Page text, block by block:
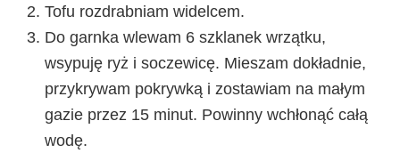
Tofu rozdrabniam widelcem.
Do garnka wlewam 6 szklanek wrzątku,
wsypuję ryż i soczewicę. Mieszam dokładnie,
przykrywam pokrywką i zostawiam na małym
gazie przez 15 minut. Powinny wchłonąć całą
wodę.